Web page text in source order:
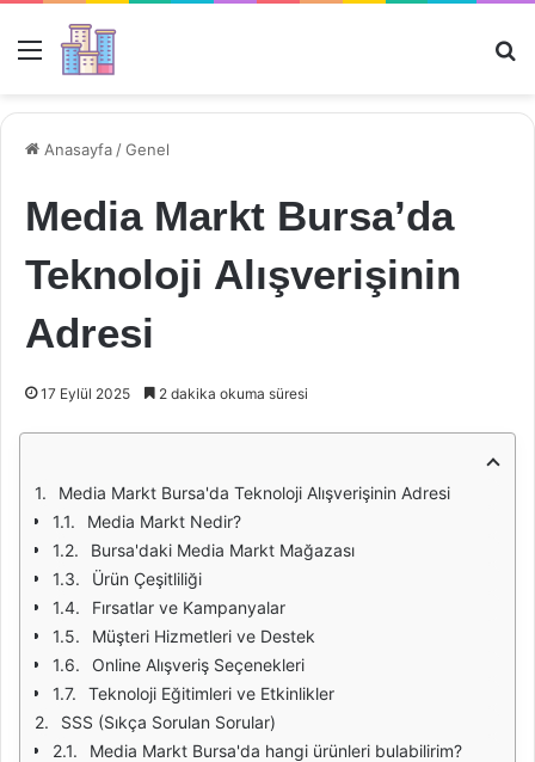
Menü
Anasayfa /Genel
Media Markt Bursa’da
Teknoloji Alışverişinin
Adresi
17 Eylül 2025 2 dakika okuma süresi
Media Markt Bursa'da Teknoloji Alışverişinin Adresi
Media Markt Nedir?
Bursa'daki Media Markt Mağazası
Ürün Çeşitliliği
Fırsatlar ve Kampanyalar
Müşteri Hizmetleri ve Destek
Online Alışveriş Seçenekleri
Teknoloji Eğitimleri ve Etkinlikler
SSS (Sıkça Sorulan Sorular)
Media Markt Bursa'da hangi ürünleri bulabilirim?